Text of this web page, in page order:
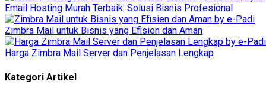
Email Hosting Murah Terbaik: Solusi Bisnis Profesional
Zimbra Mail untuk Bisnis yang Efisien dan Aman
Harga Zimbra Mail Server dan Penjelasan Lengkap
Kategori Artikel